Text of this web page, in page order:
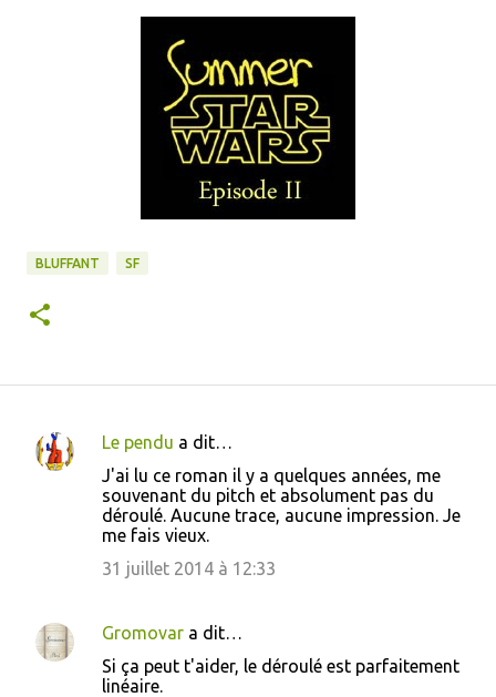
BLUFFANT SF
C
t
Le pendu a dit…
J'ai lu ce roman il y a quelques années, me
souvenant du pitch et absolument pas du
déroulé. Aucune trace, aucune impression. Je
me fais vieux.
31 juillet 2014 à 12:33
Gromovar a dit…
Si ça peut t'aider, le déroulé est parfaitement
linéaire.